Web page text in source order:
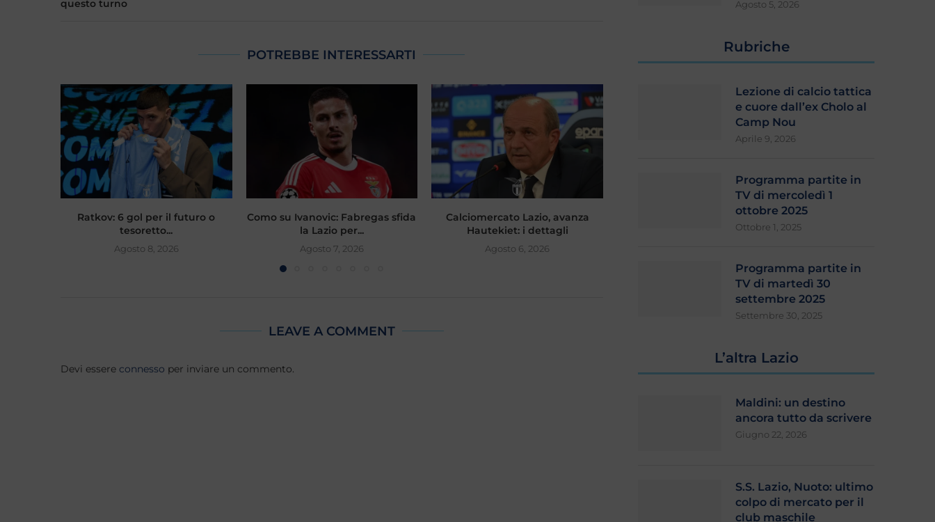
questo turno
POTREBBE INTERESSARTI
Ratkov: 6 gol per il futuro o
tesoretto...
Agosto 8, 2026
Como su Ivanovic: Fabregas sfida
la Lazio per...
Agosto 7, 2026
Calciomercato Lazio, avanza
Hautekiet: i dettagli
Agosto 6, 2026
Calciomercato Lazio, non solo
Gimenez: nome nuovo per...
Lazio, sarebbe questo il
LEAVE A COMMENT
Devi essere connesso per inviare un commento.
Agosto 5, 2026
Rubriche
Lezione di calcio tattica
e cuore dall’ex Cholo al
Camp Nou
Aprile 9, 2026
Programma partite in
TV di mercoledì 1
ottobre 2025
Ottobre 1, 2025
Programma partite in
TV di martedì 30
settembre 2025
Settembre 30, 2025
L’altra Lazio
Maldini: un destino
ancora tutto da scrivere
Giugno 22, 2026
S.S. Lazio, Nuoto: ultimo
colpo di mercato per il
club maschile